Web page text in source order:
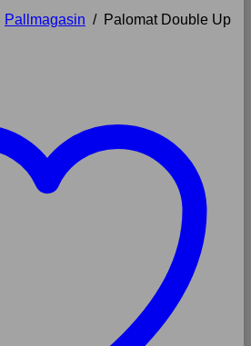
Pallmagasin / Palomat Double Up